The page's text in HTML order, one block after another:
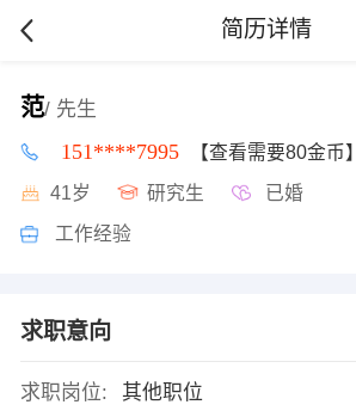
简历详情
范/ 先生
151****7995 【查看需要80金币】
41岁 研究生 已婚
工作经验
求职意向
求职岗位:
其他职位